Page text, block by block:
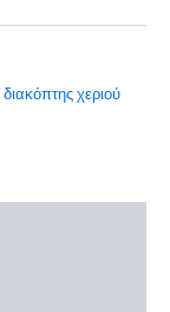
διακόπτης χεριού